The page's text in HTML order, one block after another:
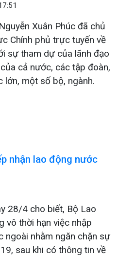
Xuân Phúc đã chủ
Chính phủ trực tuyến về
sự tham dự của lãnh đạo
cả nước, các tập đoàn,
một số bộ, ngành.
nhận lao động nước
28/4 cho biết, Bộ Lao
vô thời hạn việc nhập
ngoài nhằm ngăn chặn sự
sau khi có thông tin về